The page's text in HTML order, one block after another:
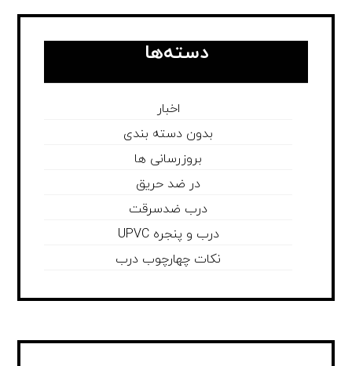
دسته‌ها
اخبار
بدون دسته بندی
بروزرسانی ها
در ضد حریق
درب ضدسرقت
درب و پنجره UPVC
نکات چهارچوب درب